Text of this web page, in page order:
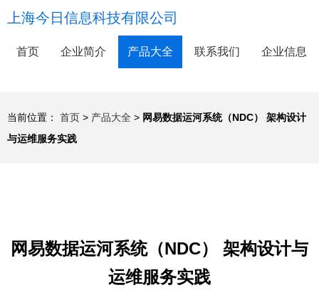
上海今日信息科技有限公司
首页 企业简介 产品大全 联系我们 企业信息
当前位置： 首页 > 产品大全 > 网易数据运河系统（NDC） 架构设计
与运维服务实践
网易数据运河系统（NDC） 架构设计与
运维服务实践